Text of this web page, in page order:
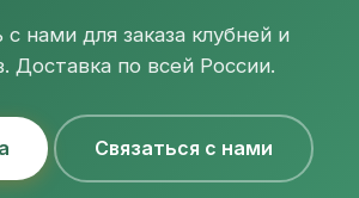
нами для заказа клубней и
Доставка по всей России.
Связаться с нами